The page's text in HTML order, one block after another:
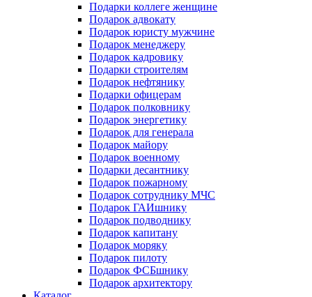
Подарки коллеге женщине
Подарок адвокату
Подарок юристу мужчине
Подарок менеджеру
Подарок кадровику
Подарки строителям
Подарок нефтянику
Подарки офицерам
Подарок полковнику
Подарок энергетику
Подарок для генерала
Подарок майору
Подарок военному
Подарки десантнику
Подарок пожарному
Подарок сотруднику МЧС
Подарок ГАИшнику
Подарок подводнику
Подарок капитану
Подарок моряку
Подарок пилоту
Подарок ФСБшнику
Подарок архитектору